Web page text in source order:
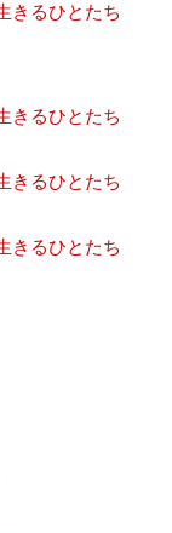
きるひとたち
きるひとたち
きるひとたち
きるひとたち